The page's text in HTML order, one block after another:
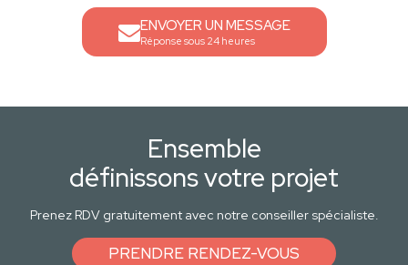
ENVOYER UN MESSAGE
Réponse sous 24 heures
Ensemble
définissons votre projet
Prenez RDV gratuitement avec notre conseiller spécialiste.
PRENDRE RENDEZ-VOUS